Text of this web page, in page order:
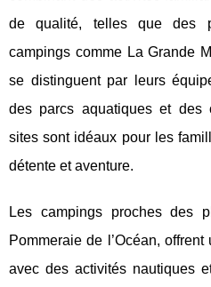
de qualité, telles que des
campings comme La Grande
se distinguent par leurs
des parcs aquatiques et des
sites sont idéaux pour les
détente et aventure.
Les campings proches des
Pommeraie de l’Océan,
avec des activités nautiques